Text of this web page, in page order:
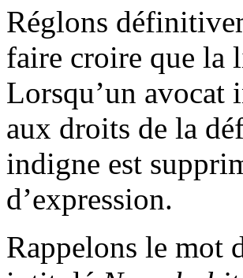
Réglons
faire croire que la
Lorsqu’un avocat
aux droits de la
indigne est
d’expression.
Rappelons le mot